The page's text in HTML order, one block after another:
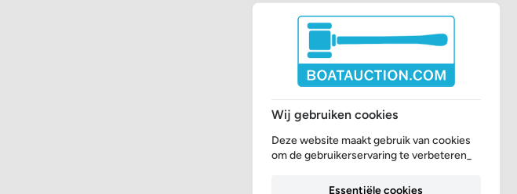
Wij gebruiken cookies
Deze website maakt gebruik van cookies
om de gebruikerservaring te verbeteren_
Essentiële cookies